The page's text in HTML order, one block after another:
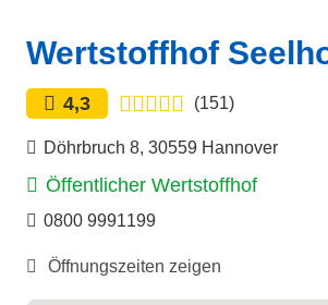
Wertstoffhof
4,3 (151)
Döhrbruch 8, 30559 Hannover
Öffentlicher Wertstoffhof
0800 9991199
Öffnungszeiten zeigen